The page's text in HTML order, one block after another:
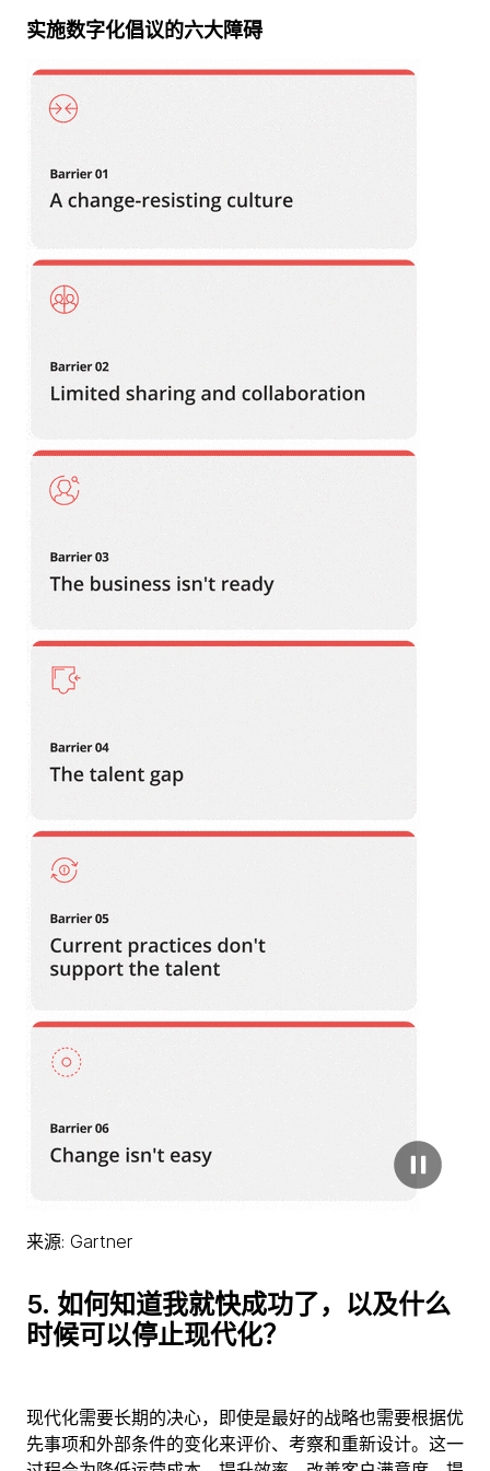
实施数字化倡议的六大障碍
来源: Gartner
5. 如何知道我就快成功了，以及什么
时候可以停止现代化？
现代化需要长期的决心，即使是最好的战略也需要根据优
先事项和外部条件的变化来评价、考察和重新设计。这一